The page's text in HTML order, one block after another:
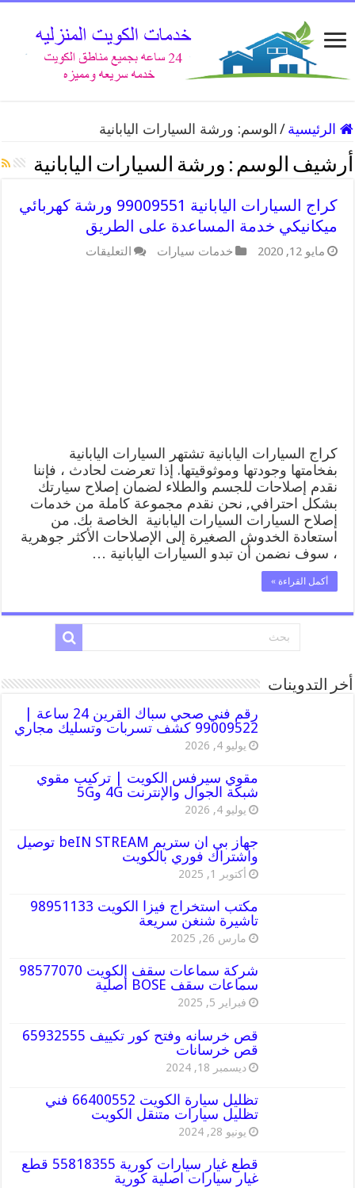
الرئيسية / الوسم: ورشة السيارات اليابانية
أرشيف الوسم : ورشة السيارات اليابانية
كراج السيارات اليابانية 99009551 ورشة كهربائي
ميكانيكي خدمة المساعدة على الطريق
مايو 12, 2020 خدمات سيارات التعليقات
كراج السيارات اليابانية تشتهر السيارات اليابانية
بفخامتها وجودتها وموثوقيتها. إذا تعرضت لحادث ، فإننا
نقدم إصلاحات للجسم والطلاء لضمان إصلاح سيارتك
بشكل احترافي, نحن نقدم مجموعة كاملة من خدمات
إصلاح السيارات السيارات اليابانية الخاصة بك. من
استعادة الخدوش الصغيرة إلى الإصلاحات الأكثر جوهرية
، سوف نضمن أن تبدو السيارات اليابانية …
أكمل القراءة »
أخر التدوينات
رقم فني صحي سباك القرين 24 ساعة |
99009522 كشف تسربات وتسليك مجاري
يوليو 4, 2026
مقوي سيرفس الكويت | تركيب مقوي
شبكة الجوال والإنترنت 4G و5G
يوليو 4, 2026
جهاز بي ان ستريم beIN STREAM توصيل
واشتراك فوري بالكويت
أكتوبر 1, 2025
مكتب استخراج فيزا الكويت 98951133
تاشيرة شنغن سريعة
مارس 26, 2025
شركة سماعات سقف الكويت 98577070
سماعات سقف BOSE أصلية
فبراير 5, 2025
قص خرسانه وفتح كور تكييف 65932555
قص خرسانات
ديسمبر 18, 2024
تظليل سيارة الكويت 66400552 فني
تظليل سيارات متنقل الكويت
يونيو 28, 2024
قطع غيار سيارات كورية 55818355 قطع
غيار سيارات اصلية كورية